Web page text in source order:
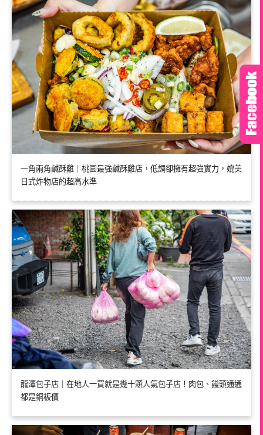
一角兩角鹹酥雞｜桃園最強鹹酥雞店，低調卻擁有超強實力，媲美
日式炸物店的超高水準
龍潭包子店｜在地人一買就是幾十顆人氣包子店！肉包、饅頭通通
都是銅板價